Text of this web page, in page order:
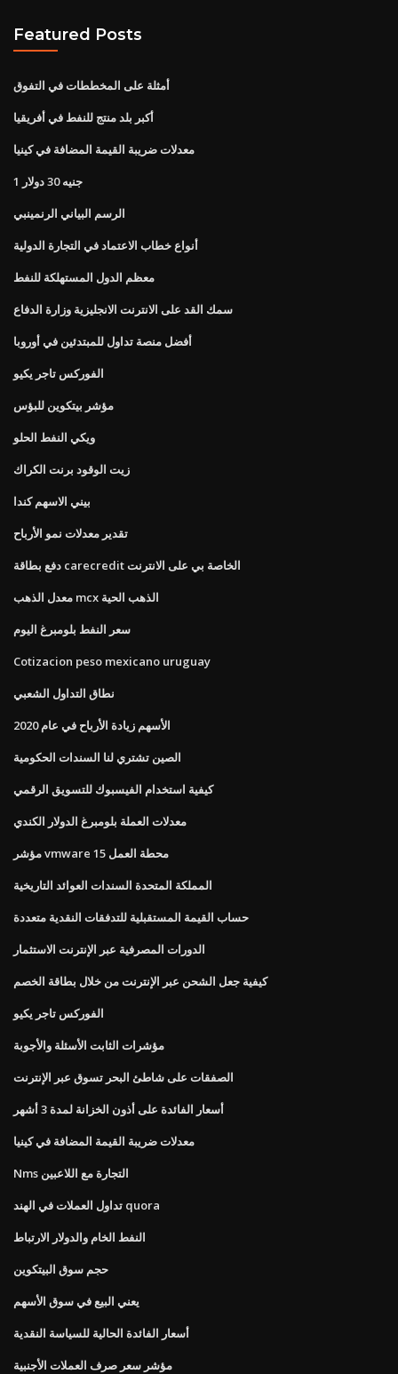
Featured Posts
أمثلة على المخططات في التفوق
أكبر بلد منتج للنفط في أفريقيا
معدلات ضريبة القيمة المضافة في كينيا
1 جنيه 30 دولار
الرسم البياني الرنمينبي
أنواع خطاب الاعتماد في التجارة الدولية
معظم الدول المستهلكة للنفط
سمك القد على الانترنت الانجليزية وزارة الدفاع
أفضل منصة تداول للمبتدئين في أوروبا
الفوركس تاجر يكيو
مؤشر بيتكوين للبؤس
ويكي النفط الحلو
زيت الوقود برنت الكراك
بيني الاسهم كندا
تقدير معدلات نمو الأرباح
دفع بطاقة carecredit الخاصة بي على الانترنت
معدل الذهب mcx الذهب الحية
سعر النفط بلومبرغ اليوم
Cotizacion peso mexicano uruguay
نطاق التداول الشعبي
الأسهم زيادة الأرباح في عام 2020
الصين تشتري لنا السندات الحكومية
كيفية استخدام الفيسبوك للتسويق الرقمي
معدلات العملة بلومبرغ الدولار الكندي
مؤشر vmware محطة العمل 15
المملكة المتحدة السندات العوائد التاريخية
حساب القيمة المستقبلية للتدفقات النقدية متعددة
الدورات المصرفية عبر الإنترنت الاستثمار
كيفية جعل الشحن عبر الإنترنت من خلال بطاقة الخصم
الفوركس تاجر يكيو
مؤشرات الثابت الأسئلة والأجوبة
الصفقات على شاطئ البحر تسوق عبر الإنترنت
أسعار الفائدة على أذون الخزانة لمدة 3 أشهر
معدلات ضريبة القيمة المضافة في كينيا
Nms التجارة مع اللاعبين
تداول العملات في الهند quora
النفط الخام والدولار الارتباط
حجم سوق البيتكوين
يعني البيع في سوق الأسهم
أسعار الفائدة الحالية للسياسة النقدية
مؤشر سعر صرف العملات الأجنبية